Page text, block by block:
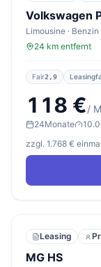
Volkswagen
Limousine ·
24 km entfernt
Fair2,9
118 €/
24Monate
zzgl. 1.768 €
Leasing
MG HS